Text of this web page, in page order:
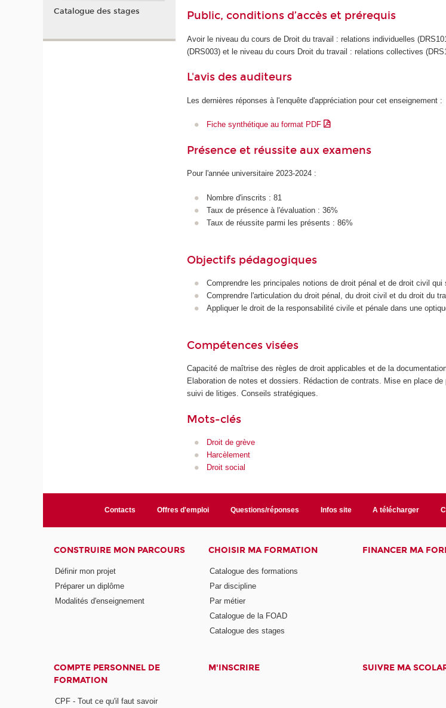
Public, conditions d’accès et prérequis
Avoir le niveau du cours de Droit du travail : relations individuelles
(DRS003) et le niveau du cours Droit du travail : relations collectives
L'avis des auditeurs
Les dernières réponses à l'enquête d'appréciation pour cet enseignement :
Fiche synthétique au format PDF
Présence et réussite aux examens
Pour l'année universitaire 2023-2024 :
Nombre d'inscrits : 81
Taux de présence à l'évaluation : 36%
Taux de réussite parmi les présents : 86%
Objectifs pédagogiques
Comprendre les principales notions de droit pénal et de droit civil
Comprendre l'articulation du droit pénal, du droit civil et du droit du
Appliquer le droit de la responsabilité civile et pénale dans une
Compétences visées
Capacité de maîtrise des règles de droit applicables et de la
Elaboration de notes et dossiers. Rédaction de contrats. Mise en place
suivi de litiges. Conseils stratégiques.
Mots-clés
Droit de grève
Harcèlement
Droit social
Catalogue des stages
Contacts Offres d'emploi Questions/réponses Infos site A télécharger
CONSTRUIRE MON PARCOURS
Définir mon projet
Préparer un diplôme
Modalités d'enseignement
CHOISIR MA FORMATION
Catalogue des formations
Par discipline
Par métier
Catalogue de la FOAD
Catalogue des stages
FINANCER MA
COMPTE PERSONNEL DE
FORMATION
CPF - Tout ce qu'il faut savoir
M'INSCRIRE SUIVRE MA